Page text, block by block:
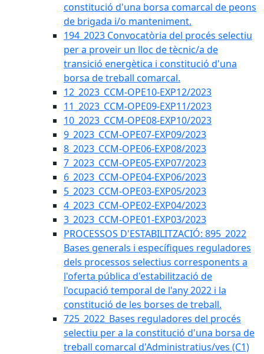
constitució d'una borsa comarcal de peons
de brigada i/o manteniment.
194_2023 Convocatòria del procés selectiu
per a proveir un lloc de tècnic/a de
transició energètica i constitució d'una
borsa de treball comarcal.
12_2023_CCM-OPE10-EXP12/2023
11_2023_CCM-OPE09-EXP11/2023
10_2023_CCM-OPE08-EXP10/2023
9_2023_CCM-OPE07-EXP09/2023
8_2023_CCM-OPE06-EXP08/2023
7_2023_CCM-OPE05-EXP07/2023
6_2023_CCM-OPE04-EXP06/2023
5_2023_CCM-OPE03-EXP05/2023
4_2023_CCM-OPE02-EXP04/2023
3_2023_CCM-OPE01-EXP03/2023
PROCESSOS D'ESTABILITZACIÓ: 895_2022
Bases generals i específiques reguladores
dels processos selectius corresponents a
l'oferta pública d'estabilització de
l'ocupació temporal de l'any 2022 i la
constitució de les borses de treball.
725_2022_Bases reguladores del procés
selectiu per a la constitució d'una borsa de
treball comarcal d'Administratius/ves (C1)